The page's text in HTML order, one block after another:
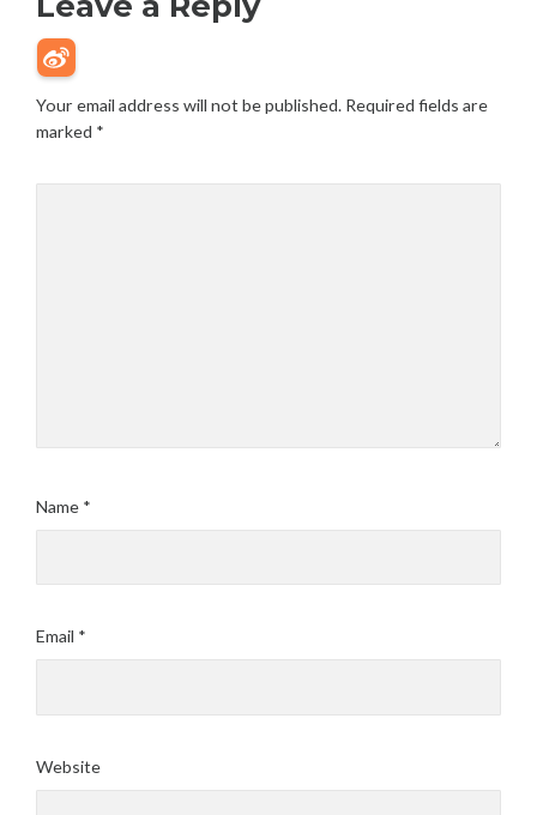
Your email address will not be published. Required fields are
marked *
Name *
Email *
Website